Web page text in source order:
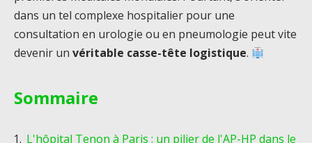
dans un tel complexe hospitalier pour une
consultation en urologie ou en pneumologie peut vite
devenir un véritable casse-tête logistique.
Sommaire
L'hôpital Tenon à Paris : un pilier de l'AP-HP dans le